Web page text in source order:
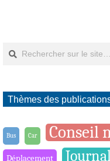
Thèmes des
Bus Car Conseil
Déplacement Journal